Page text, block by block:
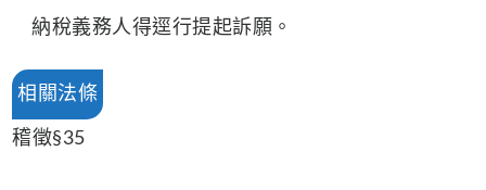
納稅義務人得逕行提起訴願。
相關法條
稽徵§35